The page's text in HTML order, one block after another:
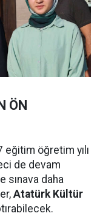
ÖN
eğitim öğretim yılı
de devam
sınava daha
Atatürk Kültür